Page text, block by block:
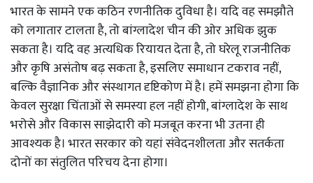
भारत के सामने एक कठिन रणनीतिक दुविधा है। यदि वह समझौते
को लगातार टालता है, तो बांग्लादेश चीन की ओर अधिक झुक
सकता है। यदि वह अत्यधिक रियायत देता है, तो घरेलू राजनीतिक
और कृषि असंतोष बढ़ सकता है, इसलिए समाधान टकराव नहीं,
बल्कि वैज्ञानिक और संस्थागत दृष्टिकोण में है। हमें समझना होगा कि
केवल सुरक्षा चिंताओं से समस्या हल नहीं होगी, बांग्लादेश के साथ
भरोसे और विकास साझेदारी को मजबूत करना भी उतना ही
आवश्यक है। भारत सरकार को यहां संवेदनशीलता और सतर्कता
दोनों का संतुलित परिचय देना होगा।